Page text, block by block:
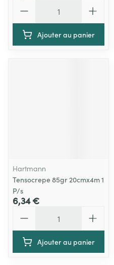
Ajouter au panier
Hartmann
Tensocrepe 85gr 20cmx4m 1
P/s
6,34 €
Ajouter au panier